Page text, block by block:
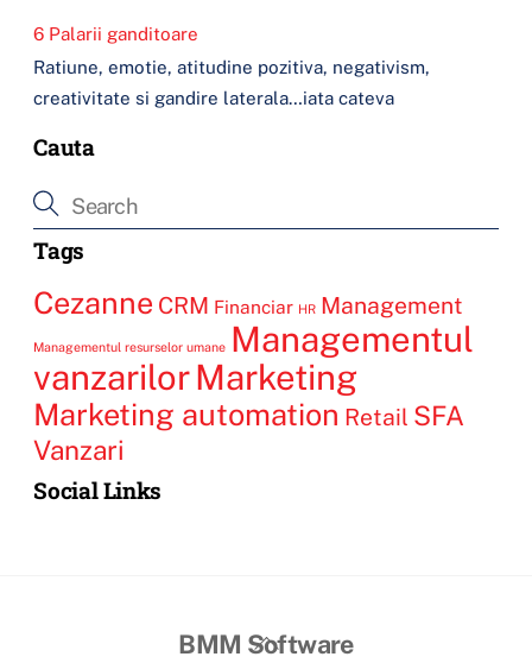
6 Palarii ganditoare
Ratiune, emotie, atitudine pozitiva, negativism,
creativitate si gandire laterala…iata cateva
Cauta
Tags
Cezanne CRM Financiar HR Management
Managementul resurselor umane Managementul
vanzarilorMarketing
Marketing automation Retail SFA
Vanzari
Social Links
BMM Software